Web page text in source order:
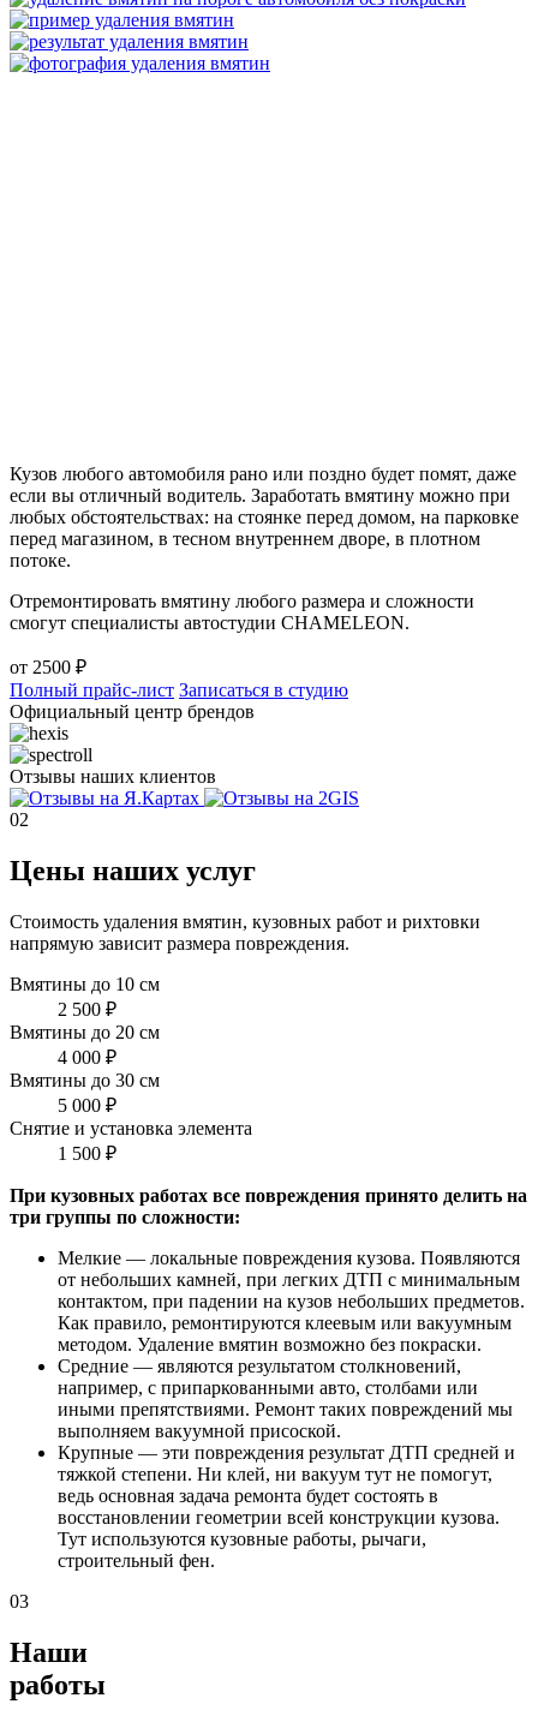
Кузов любого автомобиля рано или поздно будет помят, даже
если вы отличный водитель. Заработать вмятину можно при
любых обстоятельствах: на стоянке перед домом, на парковке
перед магазином, в тесном внутреннем дворе, в плотном
потоке.
Отремонтировать вмятину любого размера и сложности
смогут специалисты автостудии CHAMELEON.
от 2500 ₽
Полный прайс-лист Записаться в студию
Официальный центр брендов
Отзывы наших клиентов
02
Цены наших услуг
Стоимость удаления вмятин, кузовных работ и рихтовки
напрямую зависит размера повреждения.
Вмятины до 10 см
2 500 ₽
Вмятины до 20 см
4 000 ₽
Вмятины до 30 см
5 000 ₽
Снятие и установка элемента
1 500 ₽
При кузовных работах все повреждения принято делить на
три группы по сложности:
Мелкие — локальные повреждения кузова. Появляются
от небольших камней, при легких ДТП с минимальным
контактом, при падении на кузов небольших предметов.
Как правило, ремонтируются клеевым или вакуумным
методом. Удаление вмятин возможно без покраски.
Средние — являются результатом столкновений,
например, с припаркованными авто, столбами или
иными препятствиями. Ремонт таких повреждений мы
выполняем вакуумной присоской.
Крупные — эти повреждения результат ДТП средней и
тяжкой степени. Ни клей, ни вакуум тут не помогут,
ведь основная задача ремонта будет состоять в
восстановлении геометрии всей конструкции кузова.
Тут используются кузовные работы, рычаги,
строительный фен.
03
Наши
работы